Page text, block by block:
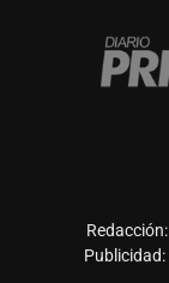
Redacción:
Publicidad: